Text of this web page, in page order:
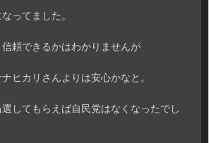
ってました。
頼できるかはわかりませんが
ヒカリさんよりは安心かなと。
してもらえば自民党はなくなったでし